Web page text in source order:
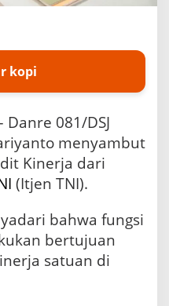
kopi
Danre 081/DSJ
menyambut
Kinerja dari
(Itjen TNI).
bahwa fungsi
bertujuan
satuan di